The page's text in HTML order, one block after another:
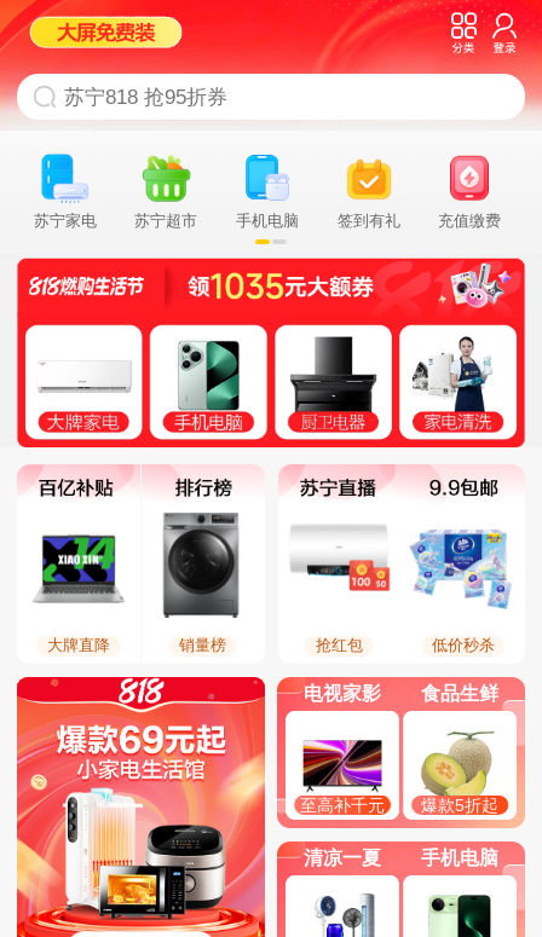
苏宁家电 苏宁超市 手机电脑 签到有礼 充值缴费
大牌直降 销量榜 抢红包 低价秒杀
电视家影
至高补千元
食品生鲜
爆款5折起
清凉一夏 手机电脑